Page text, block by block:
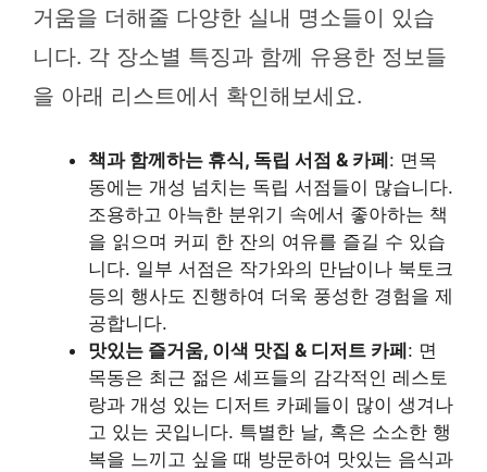
거움을 더해줄 다양한 실내 명소들이 있습
니다. 각 장소별 특징과 함께 유용한 정보들
을 아래 리스트에서 확인해보세요.
책과 함께하는 휴식, 독립 서점 & 카페 : 면목
동에는 개성 넘치는 독립 서점들이 많습니다.
조용하고 아늑한 분위기 속에서 좋아하는 책
을 읽으며 커피 한 잔의 여유를 즐길 수 있습
니다. 일부 서점은 작가와의 만남이나 북토크
등의 행사도 진행하여 더욱 풍성한 경험을 제
공합니다.
맛있는 즐거움, 이색 맛집 & 디저트 카페 : 면
목동은 최근 젊은 셰프들의 감각적인 레스토
랑과 개성 있는 디저트 카페들이 많이 생겨나
고 있는 곳입니다. 특별한 날, 혹은 소소한 행
복을 느끼고 싶을 때 방문하여 맛있는 음식과